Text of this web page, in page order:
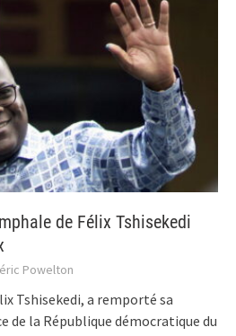
de Félix Tshisekedi
Powelton
Tshisekedi, a remporté sa
de la République démocratique du